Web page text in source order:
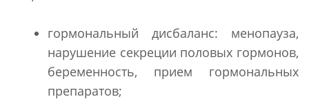
гормональный дисбаланс: менопауза,
нарушение секреции половых гормонов,
беременность, прием гормональных
препаратов;